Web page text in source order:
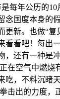
每年公历的
国度本身的
新。也做“复
看看吧！每出
，还有一种是
在空气中燃烧
吃，不料沉睹
击出的力度，